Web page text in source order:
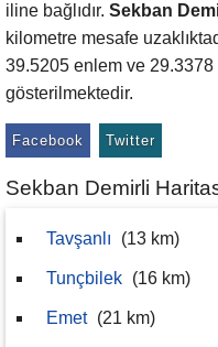
iline bağlıdır. Sekban
kilometre mesafe
39.5205 enlem ve
gösterilmektedir.
Facebook Twitter
Sekban Demirli
Tavşanlı (13 km)
Tunçbilek (16 km)
Emet (21 km)